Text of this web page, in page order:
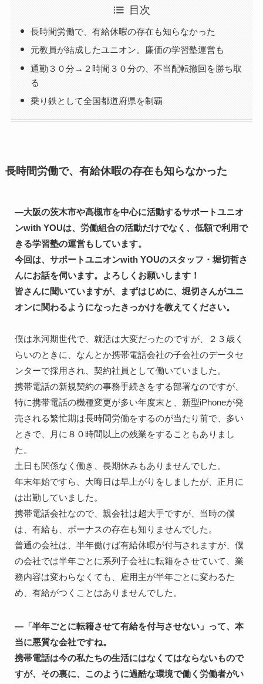
目次
長時間労働で、有給休暇の存在も知らなかった
元教員が結成したユニオン。廉価の学習塾運営も
通勤３０分→２時間３０分の、不当配転撤回を勝ち取
る
乗り鉄として全国都道府県を制覇
長時間労働で、有給休暇の存在も知らなかった
―大阪の茨木市や高槻市を中心に活動するサポートユニオ
ンwith YOUは、労働組合の活動だけでなく、低額で利用で
きる学習塾の運営もしています。
今回は、サポートユニオンwith YOUのスタッフ・堀切哲さ
んにお話を伺います。よろしくお願いします！
皆さんに聞いていますが、まずはじめに、堀切さんがユニ
僕は氷河期世代で、就活は大変だったのですが、２３歳く
らいのときに、なんとか携帯電話会社の子会社のデータセ
ンターで採用され、契約社員として働いていました。
携帯電話の新規契約の事務手続きをする部署なのですが、
特に携帯電話の機種変更が多い年度末と、新型iPhoneが発
売される繁忙期は長時間労働をするのが当たり前で、多い
ときで、月に８０時間以上の残業をすることもありまし
た。
土日も関係なく働き、長期休みもありませんでした。
年末年始ですら、大晦日は早上がりをしましたが、正月に
は出勤していました。
携帯電話会社なので、親会社は超大手ですが、当時の僕
は、有給も、ボーナスの存在も知りませんでした。
普通の会社は、半年働けば有給休暇が付与されますが、僕
の会社では半年ごとに系列子会社に転籍をさせていて、業
務内容は変わらなくても、雇用主が半年ごとに変わるた
め、有給がつくことはありませんでした。
―「半年ごとに転籍させて有給を付与させない」って、本
当に悪質な会社ですね。
携帯電話は今の私たちの生活にはなくてはならないもので
すが、その裏に、このように過酷な環境で働く労働者がい